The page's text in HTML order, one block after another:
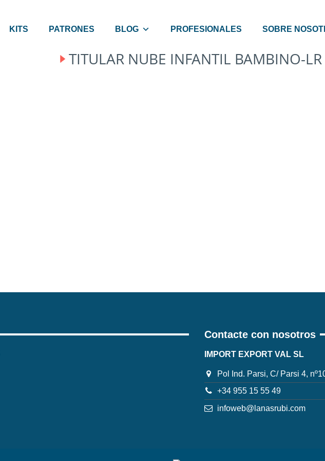
KITS PATRONES BLOG PROFESIONALES SOBRE
TITULAR NUBE INFANTIL BAMBINO-LR
Contacte con nosotros
IMPORT EXPORT VAL SL
Pol Ind. Parsi, C/ Parsi 4,
+34 955 15 55 49
infoweb@lanasrubi.com